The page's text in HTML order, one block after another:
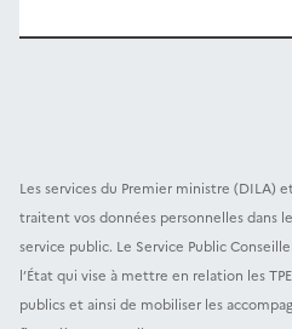
Les services du Premier ministre (DILA)
traitent vos données personnelles dans
service public. Le Service Public
l’État qui vise à mettre en relation les
publics et ainsi de mobiliser les